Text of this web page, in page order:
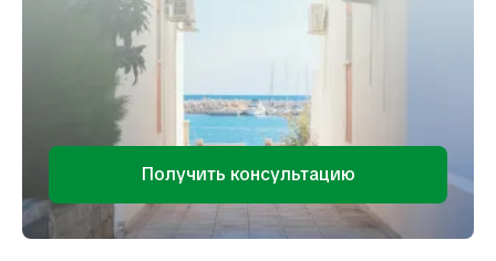
Получить консультацию